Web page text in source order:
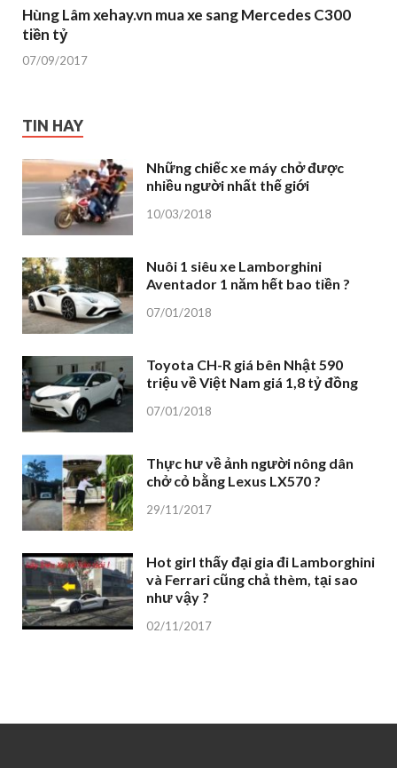
Hùng Lâm xehay.vn mua xe sang Mercedes C300
tiền tỷ
07/09/2017
TIN HAY
Những chiếc xe máy chở được
nhiều người nhất thế giới
10/03/2018
Nuôi 1 siêu xe Lamborghini
Aventador 1 năm hết bao tiền ?
07/01/2018
Toyota CH-R giá bên Nhật 590
triệu về Việt Nam giá 1,8 tỷ đồng
07/01/2018
Thực hư về ảnh người nông dân
chở cỏ bằng Lexus LX570 ?
29/11/2017
Hot girl thấy đại gia đi Lamborghini
và Ferrari cũng chả thèm, tại sao
như vậy ?
02/11/2017